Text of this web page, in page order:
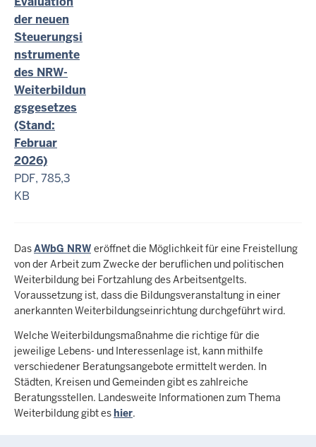
der neuen
Steuerungsi
nstrumente
des NRW-
Weiterbildun
gsgesetzes
(Stand:
Februar
2026)
PDF, 785,3
KB
DasAWbG NRW eröffnet die Möglichkeit für eine Freistellung
von der Arbeit zum Zwecke der beruflichen und politischen
Weiterbildung bei Fortzahlung des Arbeitsentgelts.
Voraussetzung ist, dass die Bildungsveranstaltung in einer
anerkannten Weiterbildungseinrichtung durchgeführt wird.
Welche Weiterbildungsmaßnahme die richtige für die
jeweilige Lebens- und Interessenlage ist, kann mithilfe
verschiedener Beratungsangebote ermittelt werden. In
Städten, Kreisen und Gemeinden gibt es zahlreiche
Beratungsstellen. Landesweite Informationen zum Thema
Weiterbildung gibt eshier.